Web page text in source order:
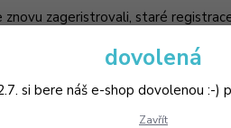
zageristrovali, staré
dovolená
si bere náš e-shop dovolenou :-)
Zavřít